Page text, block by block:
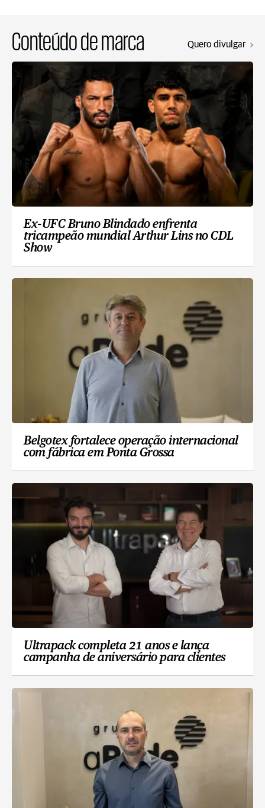
Conteúdo de marca Quero divulgar
Ex-UFC Bruno Blindado enfrenta
tricampeão mundial Arthur Lins no CDL
Show
Belgotex fortalece operação internacional
com fábrica em Ponta Grossa
Ultrapack completa 21 anos e lança
campanha de aniversário para clientes